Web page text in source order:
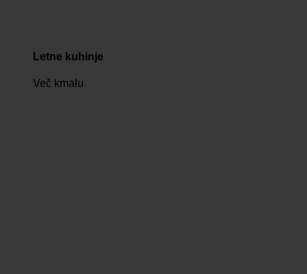
Letne kuhinje
Več kmalu